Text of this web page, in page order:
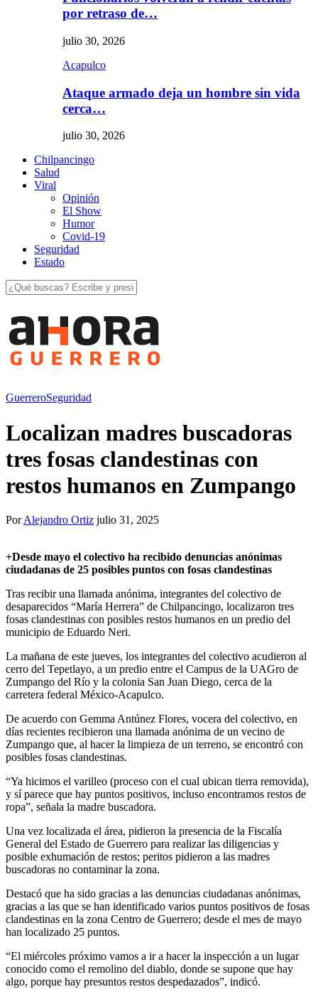
por retraso de…
julio 30, 2026
Acapulco
Ataque armado deja un hombre sin vida
cerca…
julio 30, 2026
Chilpancingo
Salud
Viral
Opinión
El Show
Humor
Covid-19
Seguridad
Estado
GuerreroSeguridad
Localizan madres buscadoras
tres fosas clandestinas con
restos humanos en Zumpango
PorAlejandro Ortiz julio 31, 2025
+Desde mayo el colectivo ha recibido denuncias anónimas
ciudadanas de 25 posibles puntos con fosas clandestinas
Tras recibir una llamada anónima, integrantes del colectivo de
desaparecidos “María Herrera” de Chilpancingo, localizaron tres
fosas clandestinas con posibles restos humanos en un predio del
municipio de Eduardo Neri.
La mañana de este jueves, los integrantes del colectivo acudieron al
cerro del Tepetlayo, a un predio entre el Campus de la UAGro de
Zumpango del Río y la colonia San Juan Diego, cerca de la
carretera federal México-Acapulco.
De acuerdo con Gemma Antúnez Flores, vocera del colectivo, en
días recientes recibieron una llamada anónima de un vecino de
Zumpango que, al hacer la limpieza de un terreno, se encontró con
posibles fosas clandestinas.
“Ya hicimos el varilleo (proceso con el cual ubican tierra removida),
y sí parece que hay puntos positivos, incluso encontramos restos de
ropa”, señala la madre buscadora.
Una vez localizada el área, pidieron la presencia de la Fiscalía
General del Estado de Guerrero para realizar las diligencias y
posible exhumación de restos; peritos pidieron a las madres
buscadoras no contaminar la zona.
Destacó que ha sido gracias a las denuncias ciudadanas anónimas,
gracias a las que se han identificado varios puntos positivos de fosas
clandestinas en la zona Centro de Guerrero; desde el mes de mayo
han localizado 25 puntos.
“El miércoles próximo vamos a ir a hacer la inspección a un lugar
conocido como el remolino del diablo, donde se supone que hay
algo, porque hay presuntos restos despedazados”, indicó.